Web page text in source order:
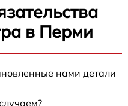
в Перми
нами детали